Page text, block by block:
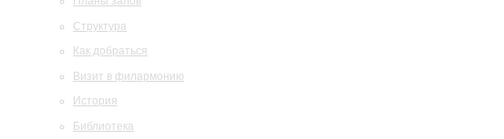
Структура
Как добраться
Визит в филармонию
История
Библиотека